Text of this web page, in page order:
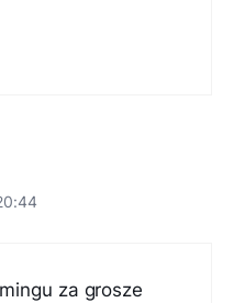
za grosze